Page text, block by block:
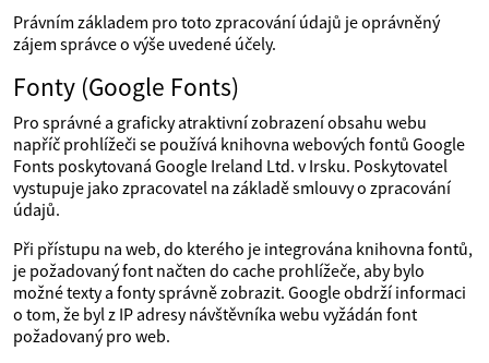
Právním základem pro toto zpracování údajů je oprávněný
zájem správce o výše uvedené účely.
Fonty (Google Fonts)
Pro správné a graficky atraktivní zobrazení obsahu webu
napříč prohlížeči se používá knihovna webových fontů Google
Fonts poskytovaná Google Ireland Ltd. v Irsku. Poskytovatel
vystupuje jako zpracovatel na základě smlouvy o zpracování
údajů.
Při přístupu na web, do kterého je integrována knihovna fontů,
je požadovaný font načten do cache prohlížeče, aby bylo
možné texty a fonty správně zobrazit. Google obdrží informaci
o tom, že byl z IP adresy návštěvníka webu vyžádán font
požadovaný pro web.